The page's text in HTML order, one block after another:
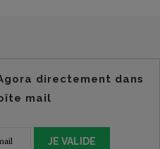
directement dans
mail
JE VALIDE